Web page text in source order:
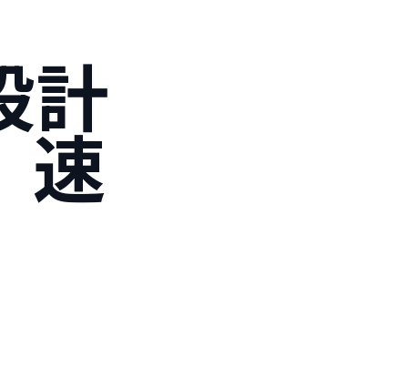
計
速